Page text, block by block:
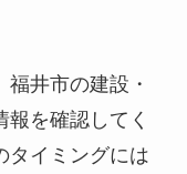
井市の建設・
を確認してく
タイミングには